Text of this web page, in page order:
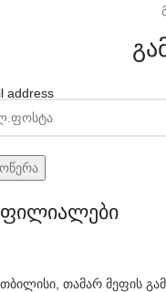
address
ფილიალები
თბილისი, თამარ მეფის